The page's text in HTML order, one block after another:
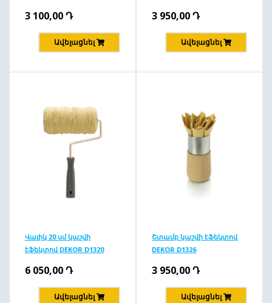
3 100,00Դ
Ավելացնել
3 950,00Դ
Ավելացնել
Վալիկ 20 սմ կաշվի
էֆեկտով DEKOR D1320
6 050,00Դ
Ավելացնել
Շտամբ կաշվի էֆեկտով
DEKOR D1326
3 950,00Դ
Ավելացնել